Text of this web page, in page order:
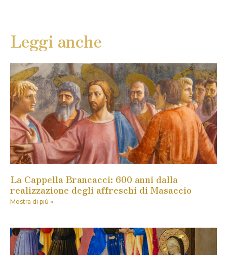
Leggi anche
La Cappella Brancacci: 600 anni dalla
realizzazione degli affreschi di Masaccio
Mostra di più »